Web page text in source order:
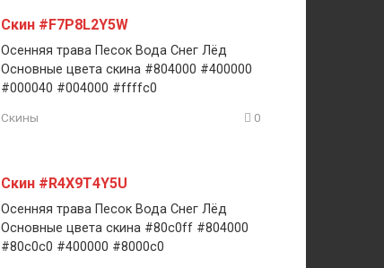
Скин #F7P8L2Y5W
Осенняя трава Песок Вода Снег Лёд
Основные цвета скина #804000 #400000
#000040 #004000 #ffffc0
Скины 0
Скин #R4X9T4Y5U
Осенняя трава Песок Вода Снег Лёд
Основные цвета скина #80c0ff #804000
#80c0c0 #400000 #8000c0